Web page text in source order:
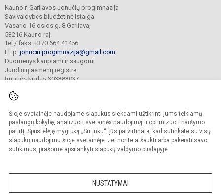
Šioje svetainėje naudojame slapukus siekdami užtikrinti jums teikiamų
paslaugų kokybę, analizuoti svetainės naudojimą ir optimizuoti naršymo
patirtį. Spustelėję mygtuką „Sutinku“, jūs patvirtinate, kad sutinkate su visų
slapukų naudojimu šioje svetainėje. Jei norite atšaukti arba pakeisti savo
sutikimus, prašome apsilankyti slapukų valdymo puslapyje.
NUSTATYMAI
Kauno r. Garliavos Jonučių progimnazija
Savivaldybės biudžetinė įstaiga
Vasario 16-osios g. 8 Garliava,
53216 Kauno raj.
Tel./ faks. +370 664 41456
El. p. jonuciu.progimnazija@gmail.com
Duomenys kaupiami ir saugomi
Juridinių asmenų registre
Įmonės kodas 303383037
© 2023. Kauno r. Garliavos Jonučių progimnazija. Visos teisės saugomos.
Kopijuoti turinį be raštiško progimnazijos sutikimo griežtai draudžiama.
Prieinamumo paraiška Slapukų valdymas
Sumanus būdas atnaujinti